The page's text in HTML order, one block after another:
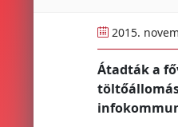
2015.
Átadták a